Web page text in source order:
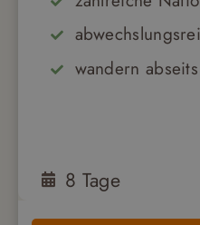
wandern
8 Tage